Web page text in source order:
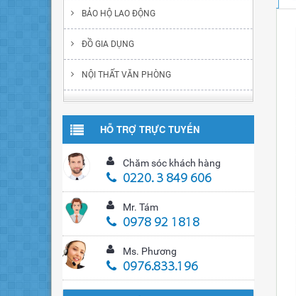
BẢO HỘ LAO ĐỘNG
ĐỒ GIA DỤNG
NỘI THẤT VĂN PHÒNG
HỖ TRỢ TRỰC TUYẾN
Chăm sóc khách hàng
0220. 3 849 606
Mr. Tám
0978 92 1818
Ms. Phương
0976.833.196